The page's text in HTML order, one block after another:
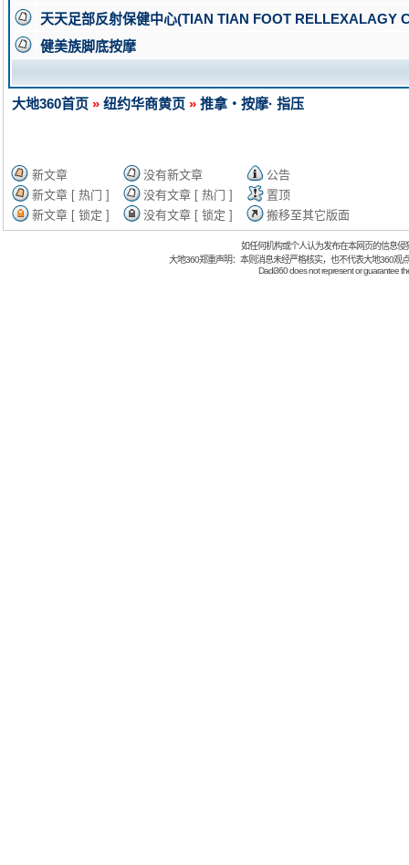
天天足部反射保健中心(TIAN TIAN FOOT RELLEXALAGY
健美族脚底按摩
大地360首页 » 纽约华商黄页 » 推拿・按摩· 指压
新文章 没有新文章
公告
新文章 [ 热门 ]
没有文章 [ 热门 ]
置顶
新文章 [ 锁定 ]
没有文章 [ 锁定 ] 搬移至其它版面
如任何机构或个人认为发布在本网页的信息
大地360郑重声明：本则消息未经严格核实，也不代表大地360观
Dadi360 does not represent or guarantee